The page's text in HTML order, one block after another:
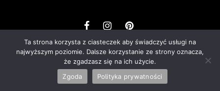
Ta strona korzysta z ciasteczek aby świadczyć usługi na
najwyższym poziomie. Dalsze korzystanie ze strony oznacza,
że zgadzasz się na ich użycie.
Zgoda
Polityka prywatności
o nas dostawa zwroty regulamin
polityka prywatności
kontakt